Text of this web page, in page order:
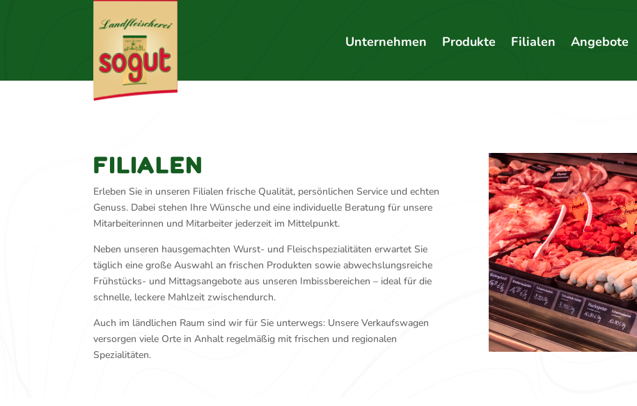
Unternehmen Produkte Filialen Angebote
FILIALEN
Erleben Sie in unseren Filialen frische Qualität, persönlichen Service und echten
Genuss. Dabei stehen Ihre Wünsche und eine individuelle Beratung für unsere
Mitarbeiterinnen und Mitarbeiter jederzeit im Mittelpunkt.
Neben unseren hausgemachten Wurst- und Fleischspezialitäten erwartet Sie
täglich eine große Auswahl an frischen Produkten sowie abwechslungsreiche
Frühstücks- und Mittagsangebote aus unseren Imbissbereichen – ideal für die
schnelle, leckere Mahlzeit zwischendurch.
Auch im ländlichen Raum sind wir für Sie unterwegs: Unsere Verkaufswagen
versorgen viele Orte in Anhalt regelmäßig mit frischen und regionalen
Spezialitäten.